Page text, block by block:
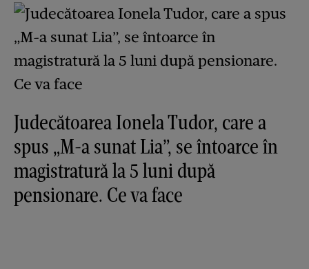
Judecătoarea Ionela Tudor, care a
spus „M-a sunat Lia”, se întoarce în
magistratură la 5 luni după
pensionare. Ce va face